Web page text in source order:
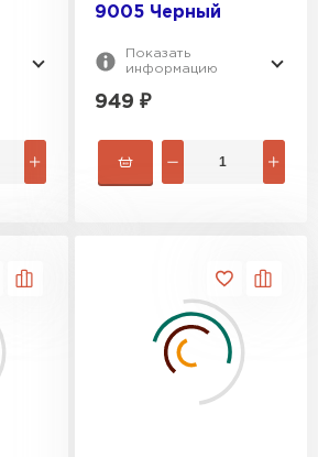
9005 Черный
Показать
информацию
949 ₽